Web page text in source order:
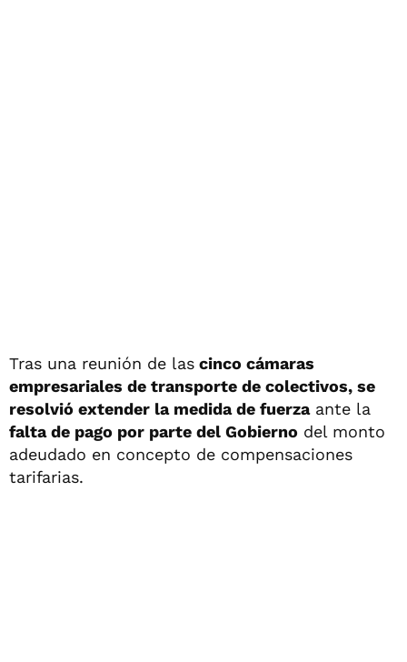
Tras una reunión de las cinco cámaras
empresariales de transporte de colectivos, se
resolvió extender la medida de fuerzaante la
falta de pago por parte del Gobierno del monto
adeudado en concepto de compensaciones
tarifarias.